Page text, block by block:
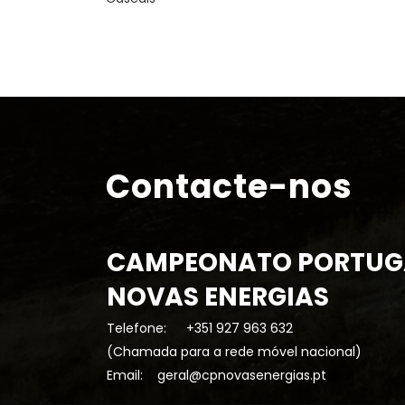
Contacte-nos
CAMPEONATO
NOVAS ENERGIAS
Telefone:
+351 927 963 632
(Chamada para a rede móvel nacional)
Email: geral@cpnovasenergias.pt